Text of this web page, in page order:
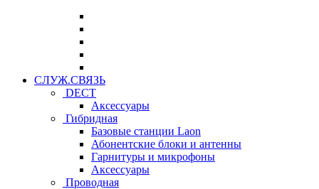
СЛУЖ.СВЯЗЬ
DECT
Аксессуары
Гибридная
Базовые станции Laon
Абонентские блоки и антенны
Гарнитуры и микрофоны
Аксессуары
Проводная